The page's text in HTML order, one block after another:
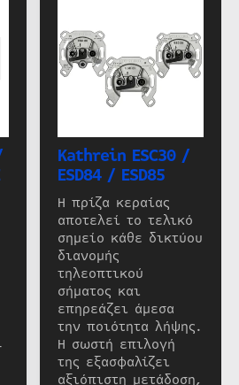
Kathrein ESC30 /
ESD84 / ESD85
Η πρίζα κεραίας
αποτελεί το τελικό
σημείο κάθε δικτύου
διανομής
τηλεοπτικού
σήματος και
επηρεάζει άμεσα
την ποιότητα λήψης.
Η σωστή επιλογή
της εξασφαλίζει
αξιόπιστη μετάδοση,